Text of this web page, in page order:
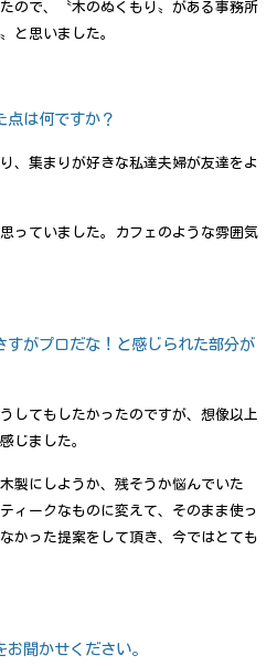
ので、〝木のぬくもり〟がある事務所
と思いました。
点は何ですか？
、集まりが好きな私達夫婦が友達をよ
思っていました。カフェのような雰囲気
すがプロだな！と感じられた部分が
してもしたかったのですが、想像以上
じました。
製にしようか、残そうか悩んでいた
ィークなものに変えて、そのまま使っ
かった提案をして頂き、今ではとても
聞かせください。